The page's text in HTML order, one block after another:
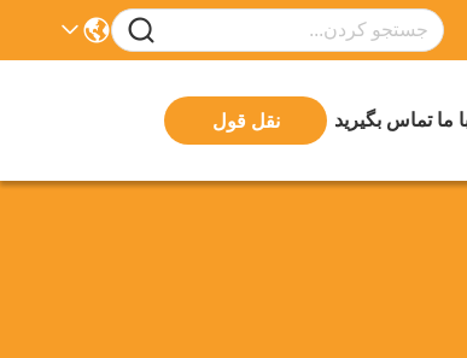
ما تماس بگیرید نقل قول